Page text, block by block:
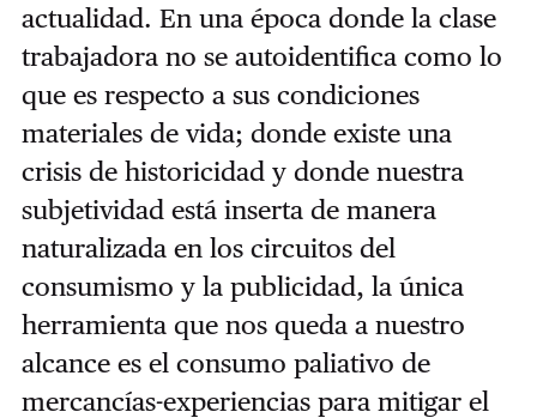
actualidad. En una época donde la clase
trabajadora no se autoidentifica como lo
que es respecto a sus condiciones
materiales de vida; donde existe una
crisis de historicidad y donde nuestra
subjetividad está inserta de manera
naturalizada en los circuitos del
consumismo y la publicidad, la única
herramienta que nos queda a nuestro
alcance es el consumo paliativo de
mercancías-experiencias para mitigar el